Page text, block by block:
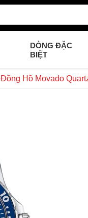
DÒNG ĐẶC
BIỆT
Đồng Hồ Movado